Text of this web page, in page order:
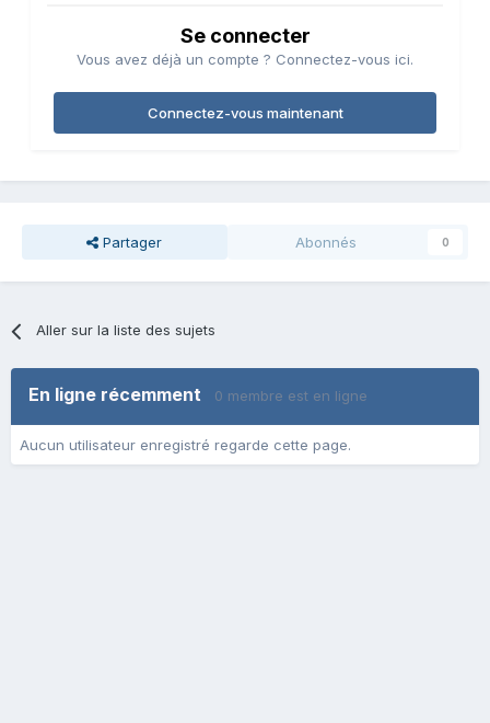
Se connecter
Vous avez déjà un compte ? Connectez-vous ici.
Connectez-vous maintenant
Partager Abonnés 0
Aller sur la liste des sujets
En ligne récemment 0 membre est en ligne
Aucun utilisateur enregistré regarde cette page.